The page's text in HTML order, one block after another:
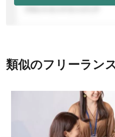
類似のフリーラン